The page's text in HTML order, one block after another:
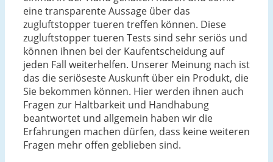
eine transparente Aussage über das
zugluftstopper tueren treffen können. Diese
zugluftstopper tueren Tests sind sehr seriös und
können ihnen bei der Kaufentscheidung auf
jeden Fall weiterhelfen. Unserer Meinung nach ist
das die seriöseste Auskunft über ein Produkt, die
Sie bekommen können. Hier werden ihnen auch
Fragen zur Haltbarkeit und Handhabung
beantwortet und allgemein haben wir die
Erfahrungen machen dürfen, dass keine weiteren
Fragen mehr offen geblieben sind.